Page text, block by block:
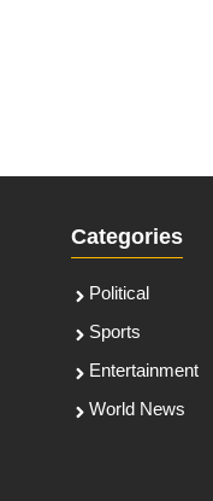
Categories
Political
Sports
Entertainment
World News